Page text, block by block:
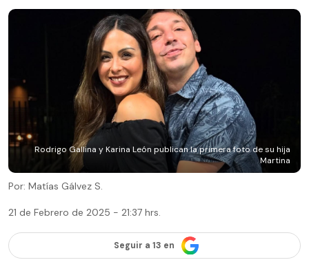
Rodrigo Gallina y Karina León publican la primera foto de su hija
Martina
Por: Matías Gálvez S.
21 de Febrero de 2025 - 21:37 hrs.
Seguir a 13 en